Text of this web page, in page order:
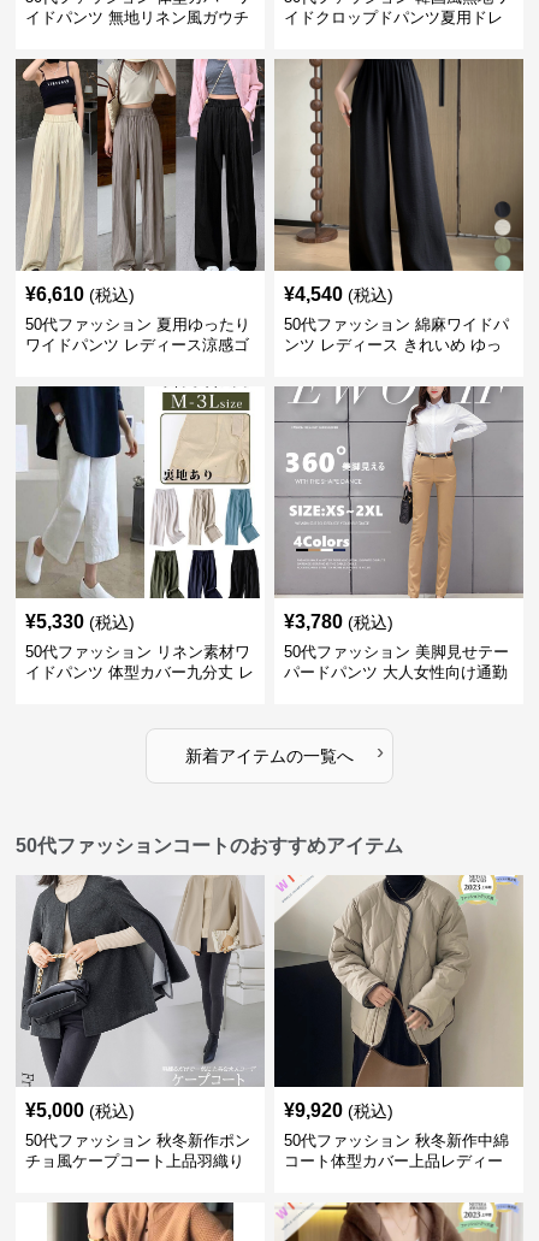
イドパンツ 無地リネン風ガウチ
イドクロップドパンツ夏用ドレ
¥6,610 (税込)
50代ファッション 夏用ゆったり
ワイドパンツ レディース涼感ゴ
¥4,540 (税込)
50代ファッション 綿麻ワイドパ
ンツ レディース きれいめ ゆっ
¥5,330 (税込)
50代ファッション リネン素材ワ
イドパンツ 体型カバー九分丈 レ
¥3,780 (税込)
50代ファッション 美脚見せテー
パードパンツ 大人女性向け通勤
新着アイテムの一覧へ ›
50代ファッションコートのおすすめアイテム
¥5,000 (税込)
50代ファッション 秋冬新作ポン
チョ風ケープコート上品羽織り
¥9,920 (税込)
50代ファッション 秋冬新作中綿
コート体型カバー上品レディー